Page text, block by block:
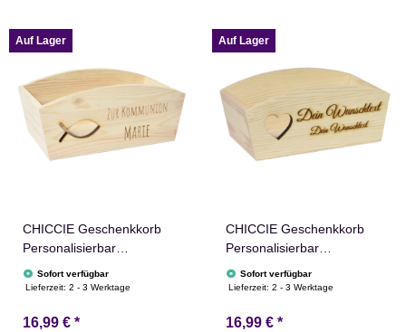
Auf Lager
CHICCIE Geschenkkorb
Personalisierbar
Wunschtext mit Fisch
24x13x8cm Abgerundet
Geschenkidee Holzkiste
Sofort verfügbar
Lieferzeit:2 - 3 Werktage
16,99 € *
Auf Lager
CHICCIE Geschenkkorb
Personalisierbar
Wunschtext mit Herz
24x13x8cm Abgerundet
Geschenkidee Holzkiste
Sofort verfügbar
Lieferzeit:2 - 3 Werktage
16,99 € *